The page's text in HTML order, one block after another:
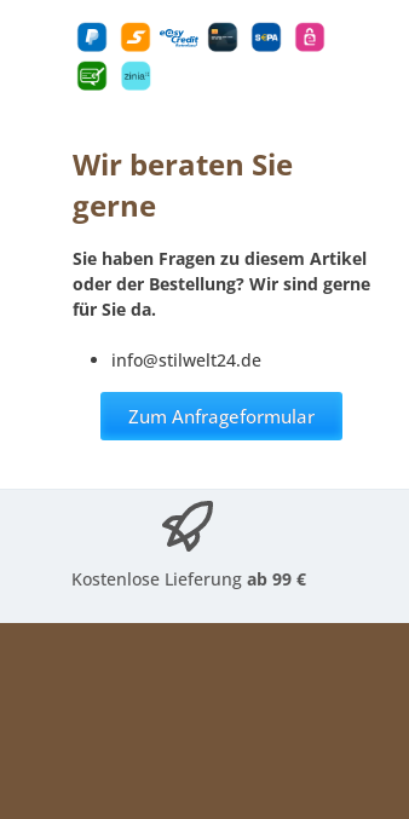
Wir beraten Sie
gerne
Sie haben Fragen zu diesem Artikel
oder der Bestellung? Wir sind gerne
für Sie da.
info@stilwelt24.de
Zum Anfrageformular
Kostenlose Lieferungab 99 €